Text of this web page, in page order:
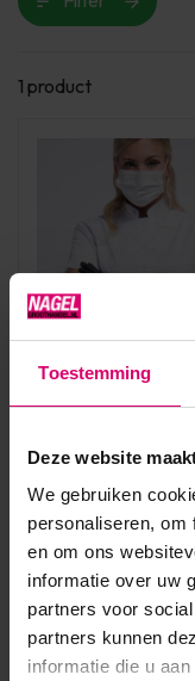
Toestemming
Deze website
We gebruiken
personaliseren, om
en om ons
informatie over uw
partners voor
partners kunnen
informatie die u
1 product
COMFORTIES Soft
Handschoenen
Niet op voorraad
7,95
excl. btw
Bekijken